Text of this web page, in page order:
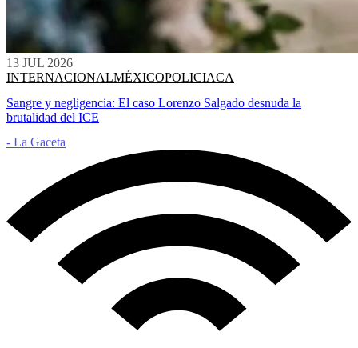
13 JUL 2026
INTERNACIONALMÉXICOPOLICIACA
Sangre y negligencia: El caso Lorenzo Salgado desnuda la
brutalidad del ICE
- La Gaceta